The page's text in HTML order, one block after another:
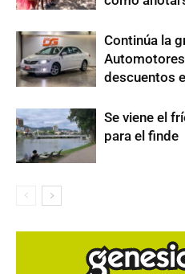
Continúa la
descuentos
Se viene el
para el finde